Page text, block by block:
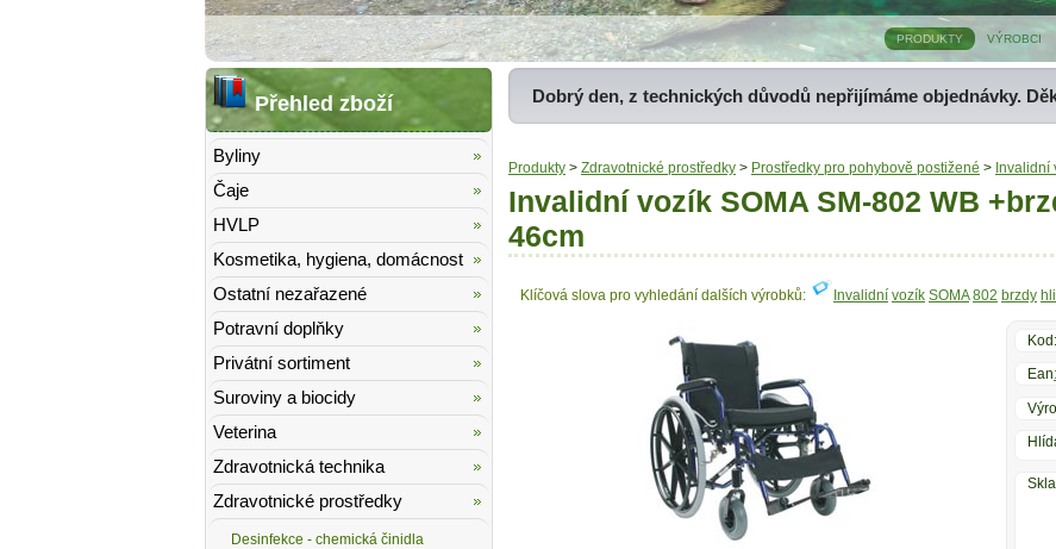
PRODUKTY VÝROBCI
Dobrý den, z technických důvodů nepřijímáme objednávky.
Produkty > Zdravotnické prostředky > Prostředky pro pohybově postižené > Invalidní
Invalidní vozík SOMA SM-802 WB
46cm
Klíčová slova pro vyhledání dalších výrobků: Invalidní vozík SOMA 802 brzdy
Kod:
Ean:
Přehled zboží
Byliny
Čaje
HVLP
Kosmetika, hygiena, domácnost
Ostatní nezařazené
Potravní doplňky
Privátní sortiment
Suroviny a biocidy
Veterina
Zdravotnická technika
Zdravotnické prostředky
Desinfekce - chemická činidla